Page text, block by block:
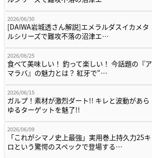
2026/06/30
[DAIWA岩城透さん解説]エメラルダスイカメタ
ルシリーズで難攻不落の沼津エ…
2026/06/25
食べて美味しい！ 釣って楽しい！ 今話題の『ア
マラバ』の魅力とは？ 紅牙で“…
2026/06/15
ガルプ！素材が激烈ダート!! キレと波動があら
ゆるターゲットを魅了!!
2026/06/09
「これがシマノ史上最強」実用巻上持久力25キ
ロという驚愕のスペックで登場する…